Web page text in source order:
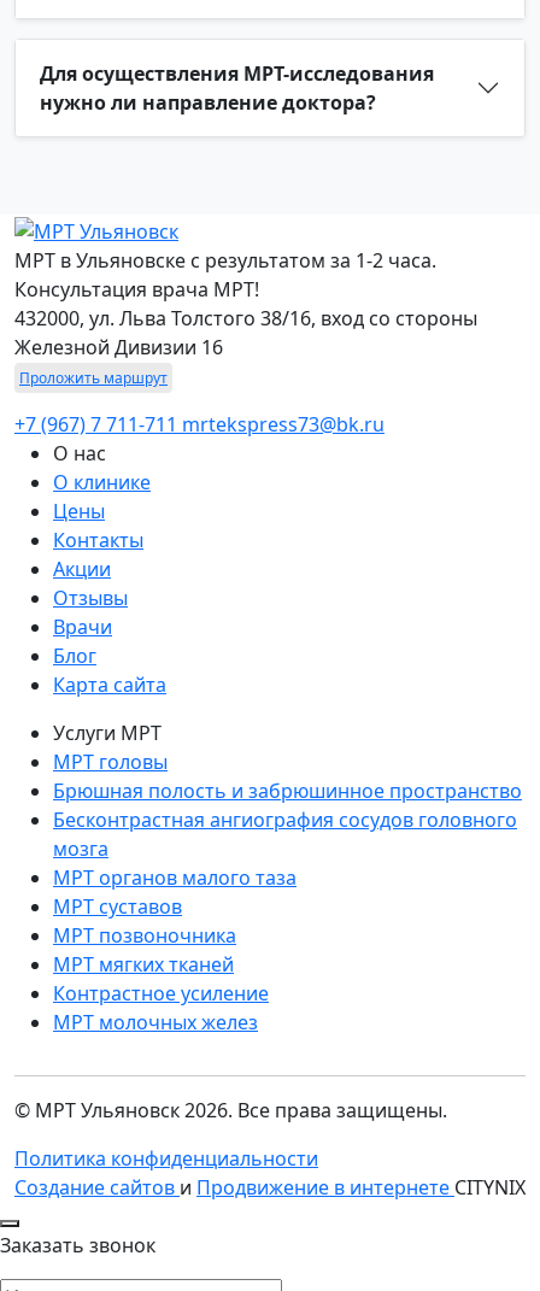
Для осуществления МРТ-исследования
нужно ли направление доктора?
МРТ в Ульяновске с результатом за 1-2 часа.
Консультация врача МРТ!
432000, ул. Льва Толстого 38/16, вход со стороны
Железной Дивизии 16
Проложить маршрут
+7 (967) 7 711-711 mrtekspress73@bk.ru
О нас
О клинике
Цены
Контакты
Акции
Отзывы
Врачи
Блог
Карта сайта
Услуги МРТ
МРТ головы
Брюшная полость и забрюшинное пространство
Бесконтрастная ангиография сосудов головного
мозга
МРТ органов малого таза
МРТ суставов
МРТ позвоночника
МРТ мягких тканей
Контрастное усиление
МРТ молочных желез
© МРТ Ульяновск 2026. Все права защищены.
Политика конфиденциальности
Создание сайтов и Продвижение в интернете CITYNIX
Заказать звонок